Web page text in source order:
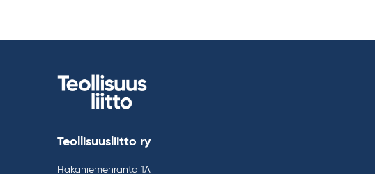
Teollisuusliitto ry
Hakaniemenranta 1A